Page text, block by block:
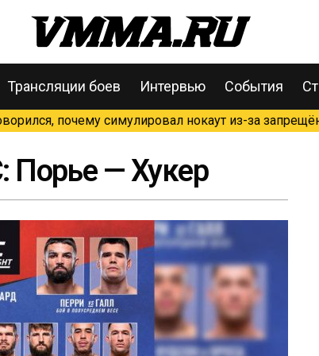
Трансляции боев Интервью События
почему симулировал нокаут из-за
Порье — Хукер